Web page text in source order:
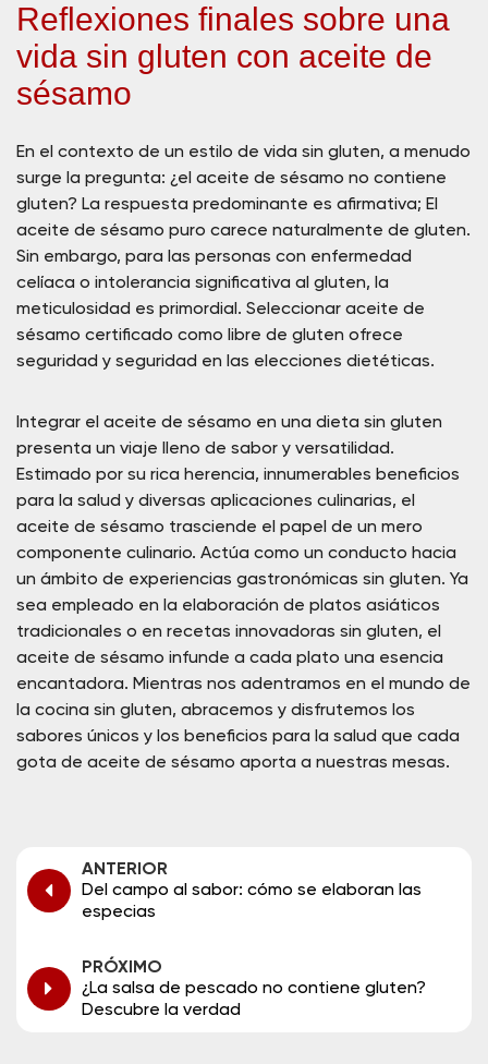
Reflexiones finales sobre una
vida sin gluten con aceite de
sésamo
En el contexto de un estilo de vida sin gluten, a menudo
surge la pregunta: ¿el aceite de sésamo no contiene
gluten? La respuesta predominante es afirmativa; El
aceite de sésamo puro carece naturalmente de gluten.
Sin embargo, para las personas con enfermedad
celíaca o intolerancia significativa al gluten, la
meticulosidad es primordial. Seleccionar aceite de
sésamo certificado como libre de gluten ofrece
seguridad y seguridad en las elecciones dietéticas.
Integrar el aceite de sésamo en una dieta sin gluten
presenta un viaje lleno de sabor y versatilidad.
Estimado por su rica herencia, innumerables beneficios
para la salud y diversas aplicaciones culinarias, el
aceite de sésamo trasciende el papel de un mero
componente culinario. Actúa como un conducto hacia
un ámbito de experiencias gastronómicas sin gluten. Ya
sea empleado en la elaboración de platos asiáticos
tradicionales o en recetas innovadoras sin gluten, el
aceite de sésamo infunde a cada plato una esencia
encantadora. Mientras nos adentramos en el mundo de
la cocina sin gluten, abracemos y disfrutemos los
sabores únicos y los beneficios para la salud que cada
gota de aceite de sésamo aporta a nuestras mesas.
ANTERIOR
Del campo al sabor: cómo se elaboran las
especias
PRÓXIMO
¿La salsa de pescado no contiene gluten?
Descubre la verdad